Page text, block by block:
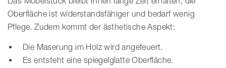
Oberfläche ist widerstandsfähiger und bedarf wenig
Pflege. Zudem kommt der ästhetische Aspekt:
Die Maserung im Holz wird angefeuert.
Es entsteht eine spiegelglatte Oberfläche.